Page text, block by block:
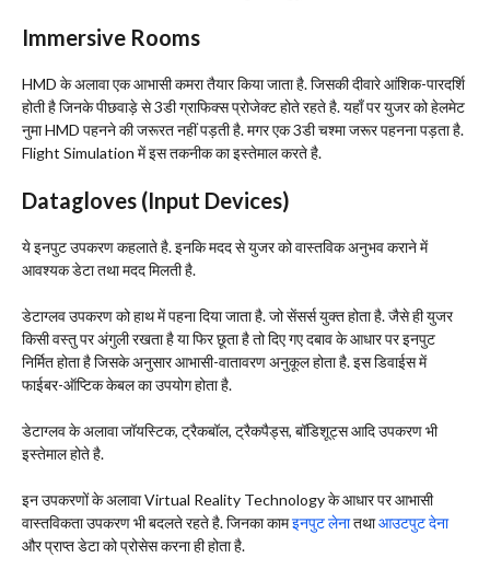
Immersive Rooms
HMD के अलावा एक आभासी कमरा तैयार किया जाता है. जिसकी दीवारे आंशिक-पारदर्शि
होती है जिनके पीछवाड़े से 3डी ग्राफिक्स प्रोजेक्ट होते रहते है. यहाँ पर युजर को हेलमेट
नुमा HMD पहनने की जरूरत नहीं पड़ती है. मगर एक 3डी चश्मा जरूर पहनना पड़ता है.
Flight Simulation में इस तकनीक का इस्तेमाल करते है.
Datagloves (Input Devices)
ये इनपुट उपकरण कहलाते है. इनकि मदद से युजर को वास्तविक अनुभव कराने में
आवश्यक डेटा तथा मदद मिलती है.
डेटाग्लव उपकरण को हाथ में पहना दिया जाता है. जो सेंसर्स युक्त होता है. जैसे ही युजर
किसी वस्तु पर अंगुली रखता है या फिर छूता है तो दिए गए दबाव के आधार पर इनपुट
निर्मित होता है जिसके अनुसार आभासी-वातावरण अनुकूल होता है. इस डिवाईस में
फाईबर-ऑप्टिक केबल का उपयोग होता है.
डेटाग्लव के अलावा जॉयस्टिक, ट्रैकबॉल, ट्रैकपैड्स, बॉडिशूट्स आदि उपकरण भी
इस्तेमाल होते है.
इन उपकरणों के अलावा Virtual Reality Technology के आधार पर आभासी
वास्तविकता उपकरण भी बदलते रहते है. जिनका कामइनपुट लेनातथाआउटपुट देना
और प्राप्त डेटा को प्रोसेस करना ही होता है.